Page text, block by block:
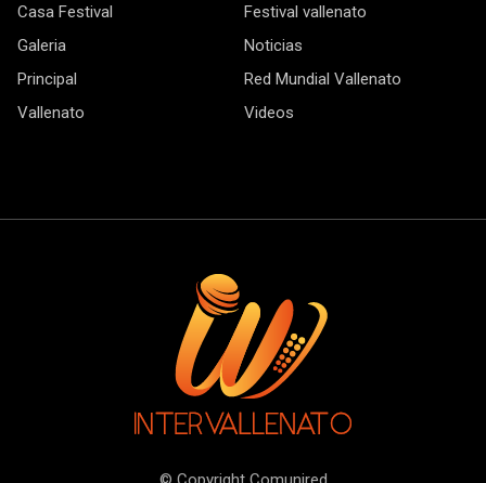
Casa Festival
Festival vallenato
Galeria
Noticias
Principal
Red Mundial Vallenato
Vallenato
Videos